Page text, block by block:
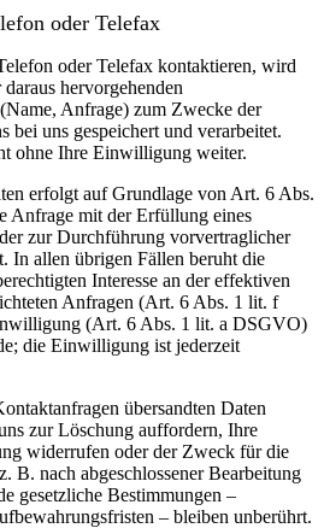
oder Telefax
oder Telefax kontaktieren, wird
hervorgehenden
Anfrage) zum Zwecke der
bei uns gespeichert und verarbeitet.
ohne Ihre Einwilligung weiter.
erfolgt auf Grundlage von Art. 6 Abs.
Anfrage mit der Erfüllung eines
zur Durchführung vorvertraglicher
In allen übrigen Fällen beruht die
Interesse an der effektiven
Anfragen (Art. 6 Abs. 1 lit. f
(Art. 6 Abs. 1 lit. a DSGVO)
die Einwilligung ist jederzeit
übersandten Daten
zur Löschung auffordern, Ihre
widerrufen oder der Zweck für die
B. nach abgeschlossener Bearbeitung
gesetzliche Bestimmungen –
– bleiben unberührt.